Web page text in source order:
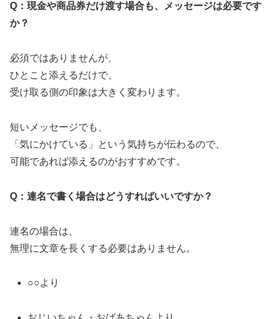
Q：現金や商品券だけ渡す場合も、メッセージは必要です
か？
必須ではありませんが、
ひとこと添えるだけで、
受け取る側の印象は大きく変わります。
短いメッセージでも、
「気にかけている」という気持ちが伝わるので、
可能であれば添えるのがおすすめです。
Q：連名で書く場合はどうすればいいですか？
連名の場合は、
無理に文章を長くする必要はありません。
○○より